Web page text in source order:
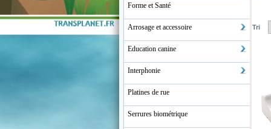
Forme et Santé
Arrosage et accessoire
Education canine
Interphonie
Platines de rue
Serrures biométrique
Tri